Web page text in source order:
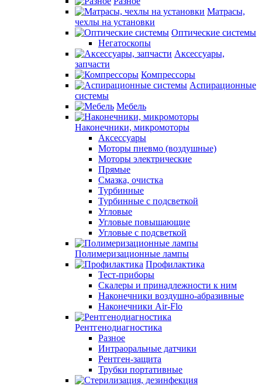
Матрасы,
чехлы на установки
Оптические системы
Негатоскопы
Аксессуары,
запчасти
Компрессоры
Аспирационные
системы
Мебель
Наконечники, микромоторы
Аксессуары
Моторы пневмо (воздушные)
Моторы электрические
Прямые
Смазка, очистка
Турбинные
Турбинные с подсветкой
Угловые
Угловые повышающие
Угловые с подсветкой
Полимеризационные лампы
Профилактика
Тест-приборы
Скалеры и принадлежности к ним
Наконечники воздушно-абразивные
Наконечники Air-Flo
Рентгенодиагностика
Разное
Интраоральные датчики
Рентген-защита
Трубки портативные